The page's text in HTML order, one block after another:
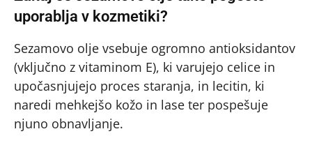
uporablja v kozmetiki?
Sezamovo olje vsebuje ogromno antioksidantov
(vključno z vitaminom E), ki varujejo celice in
upočasnjujejo proces staranja, in lecitin, ki
naredi mehkejšo kožo in lase ter pospešuje
njuno obnavljanje.